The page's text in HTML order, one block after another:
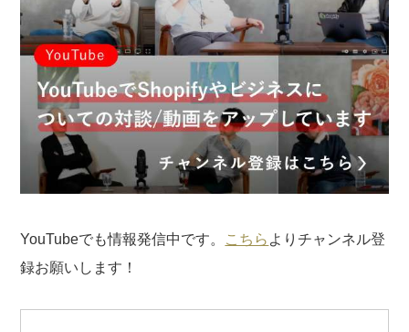
YouTubeでも情報発信中です。 こちら よりチャンネル登
録お願いします！